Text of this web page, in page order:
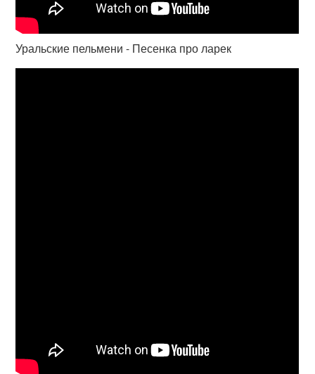
Уральские пельмени - Песенка про ларек